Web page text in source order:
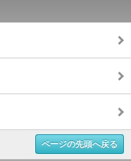
ページの先頭へ戻る